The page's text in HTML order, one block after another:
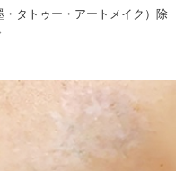
・タトゥー・アートメイク）除